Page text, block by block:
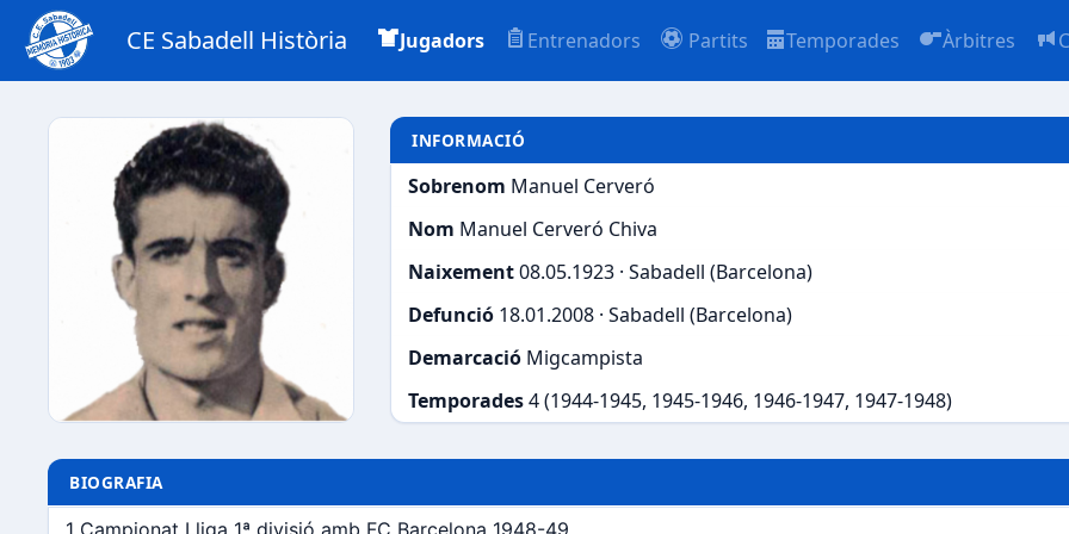
CE Sabadell Història Jugadors Entrenadors Partits Temporades Àrbitres
INFORMACIÓ
Sobrenom Manuel Cerveró
Nom Manuel Cerveró Chiva
Naixement08.05.1923 · Sabadell (Barcelona)
Defunció 18.01.2008 · Sabadell (Barcelona)
Demarcació Migcampista
Temporades4 (1944-1945, 1945-1946, 1946-1947, 1947-1948)
BIOGRAFIA